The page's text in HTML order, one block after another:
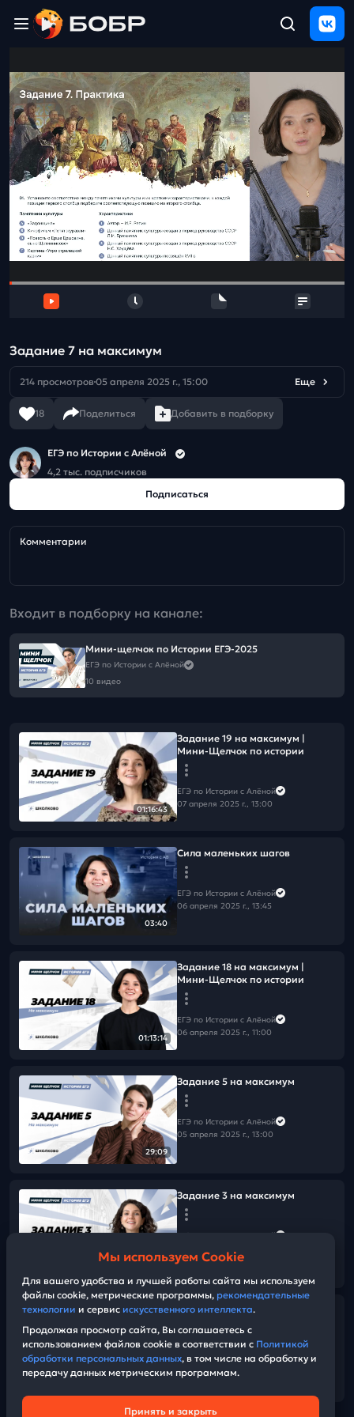
ЩЕЛЧОК
2026
Полезные
материалы
Проверка
сочинений
Тех
поддержка
и
Задание 7 на максимум
214 просмотров 05 апреля 2025 г., 15:00 Еще
18 Поделиться Добавить в подборку
ЕГЭ по Истории с Алёной
4,2 тыс. подписчиков
Подписаться
Комментарии
Входит в подборку на канале:
Мини-щелчок по Истории ЕГЭ-2025
ЕГЭ по Истории с Алёной
10 видео
01:16:43
Задание 19 на максимум |
Мини-Щелчок по истории
ЕГЭ по Истории с Алёной
07 апреля 2025 г., 13:00
03:40
Сила маленьких шагов
ЕГЭ по Истории с Алёной
06 апреля 2025 г., 13:45
01:13:14
Задание 18 на максимум |
Мини-Щелчок по истории
ЕГЭ по Истории с Алёной
06 апреля 2025 г., 11:00
29:09
Задание 5 на максимум
ЕГЭ по Истории с Алёной
05 апреля 2025 г., 13:00
Задание 3 на максимум
ЕГЭ по Истории с Алёной
Задание 2 на максимум
ЕГЭ по Истории с Алёной
03 апреля 2025 г., 15:00
Мы используем Cookie
Для вашего удобства и лучшей работы сайта мы используем
файлы cookie, метрические программы, рекомендательные
технологии и сервис искусственного интеллекта.
Продолжая просмотр сайта, Вы соглашаетесь с
использованием файлов cookie в соответствии с Политикой
обработки персональных данных, в том числе на обработку и
передачу данных метрическим программам.
Принять и закрыть